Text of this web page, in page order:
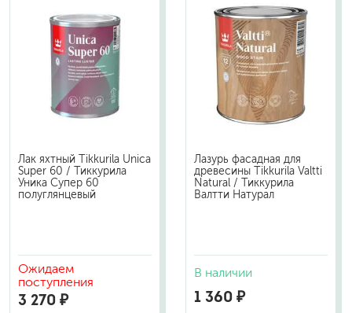
Лак яхтный Tikkurila Unica
Super 60 / Тиккурила
Уника Супер 60
полуглянцевый
Ожидаем
поступления
3 270 ₽
Лазурь фасадная для
древесины Tikkurila Valtti
Natural / Тиккурила
Валтти Натурал
В наличии
1 360 ₽